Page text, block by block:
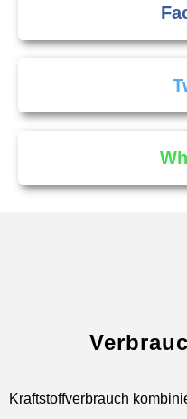
Kraftstoffverbrauch